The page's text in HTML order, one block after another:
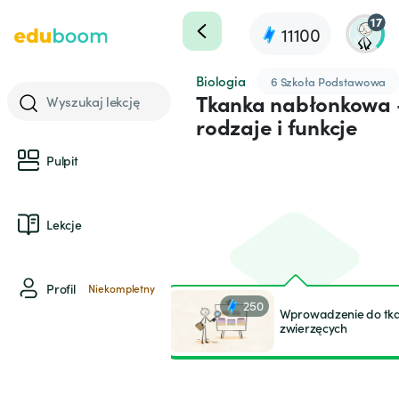
11100
17
Wyszukaj lekcję
Pulpit
Lekcje
Profil Niekompletny
Biologia 6 Szkoła Podstawowa
Tkanka
rodzaje i funkcje
250
Wprowadzenie do
zwierzęcych